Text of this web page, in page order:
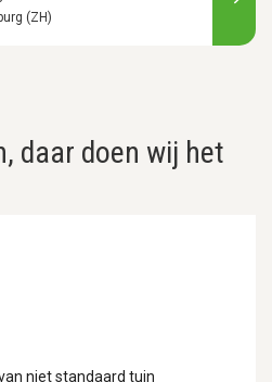
(ZH)
daar doen wij het
niet standaard tuin